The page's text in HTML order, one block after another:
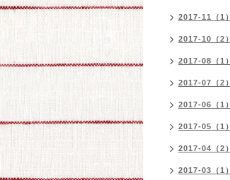
2017-11（1）
2017-10（2）
2017-08（1）
2017-07（2）
2017-06（1）
2017-05（1）
2017-04（2）
2017-03（1）